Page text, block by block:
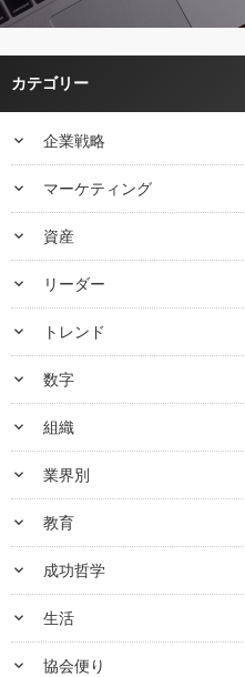
カテゴリー
keyboard_arrow_down 企業戦略
keyboard_arrow_down マーケティング
keyboard_arrow_down 資産
keyboard_arrow_down リーダー
keyboard_arrow_down トレンド
keyboard_arrow_down 数字
keyboard_arrow_down 組織
keyboard_arrow_down 業界別
keyboard_arrow_down 教育
keyboard_arrow_down 成功哲学
keyboard_arrow_down 生活
keyboard_arrow_down 協会便り